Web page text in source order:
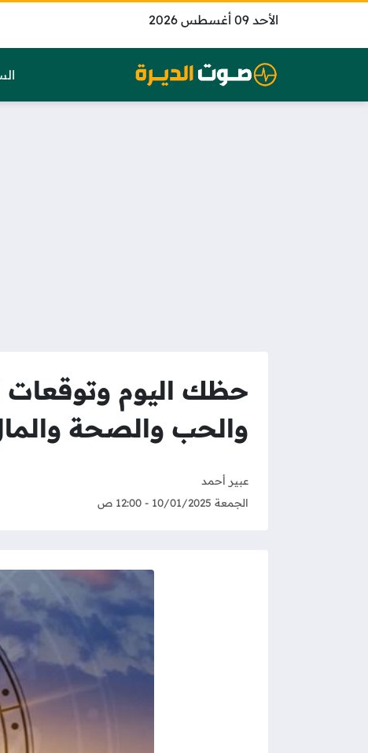
الأحد 09 أغسطس 2026
والحب والصحة
عبير أحمد
الجمعة 10/01/2025 - 12:00 ص